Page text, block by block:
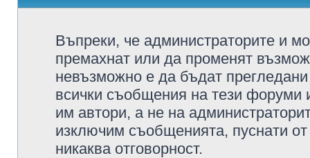
Въпреки, че администраторите и
премахнат или да променят
невъзможно е да бъдат
всички съобщения на тези форуми
им автори, а не на
изключим съобщенията, пуснати
никаква отговорност.